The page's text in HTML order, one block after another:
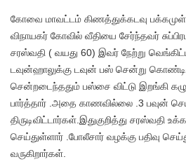
கோவை மாவட்டம் கிணத்துக்கடவு
விநாயகர் கோவில் வீதியை சேர்ந்தவர்
சரஸ்வதி ( வயது 60) இவர் நேற்று
டவுன்ஹாலுக்கு டவுன் பஸ் சென்று
சென்றடைந்ததும் பஸ்சை விட்டு இறங்கி
பார்த்தார் .அதை காணவில்லை .3 பவுன்
திருடிவிட்டார்கள்.இதுகுறித்து சரஸ்வதி
செய்துள்ளார் .போலீசார் வழக்கு பதிவு
வருகிறார்கள்.